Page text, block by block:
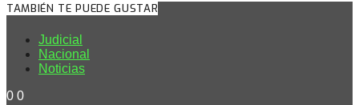
TAMBIÉN TE PUEDE GUSTAR
Judicial
Nacional
Noticias
0 0